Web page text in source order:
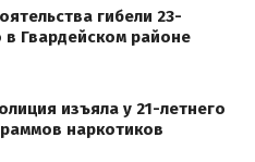
гибели 23-
в Гвардейском районе
изъяла у 21-летнего
наркотиков